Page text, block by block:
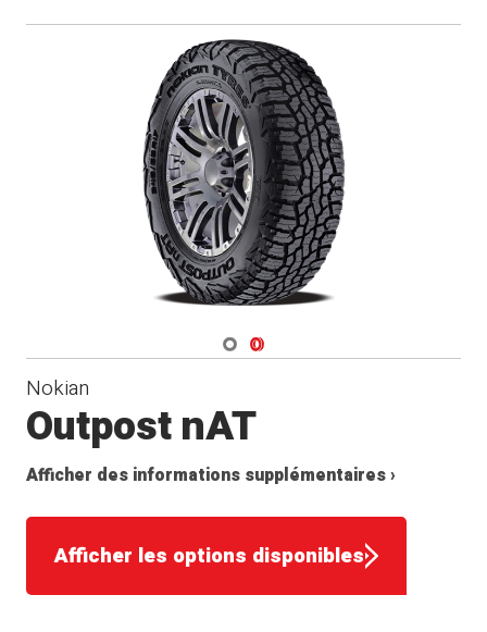
Navigate 1
Navigate 2
Nokian
Outpost nAT
Afficher des informations supplémentaires ›
Afficher les options disponibles